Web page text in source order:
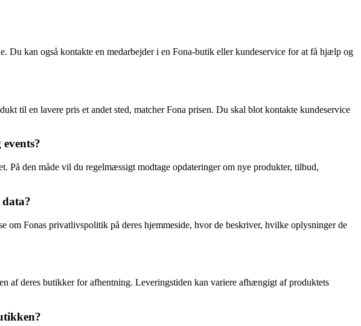
Du kan også kontakte en medarbejder i en Fona-butik eller kundeservice for at få hjælp og
til en lavere pris et andet sted, matcher Fona prisen. Du skal blot kontakte kundeservice
På den måde vil du regelmæssigt modtage opdateringer om nye produkter, tilbud,
Fonas privatlivspolitik på deres hjemmeside, hvor de beskriver, hvilke oplysninger de
af deres butikker for afhentning. Leveringstiden kan variere afhængigt af produktets